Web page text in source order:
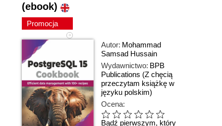
(ebook)
Promocja
Autor: Mohammad
Samsad Hussain
Wydawnictwo: BPB
Publications (Z chęcią
przeczytam książkę w
języku polskim)
Ocena:
Bądź pierwszym, który